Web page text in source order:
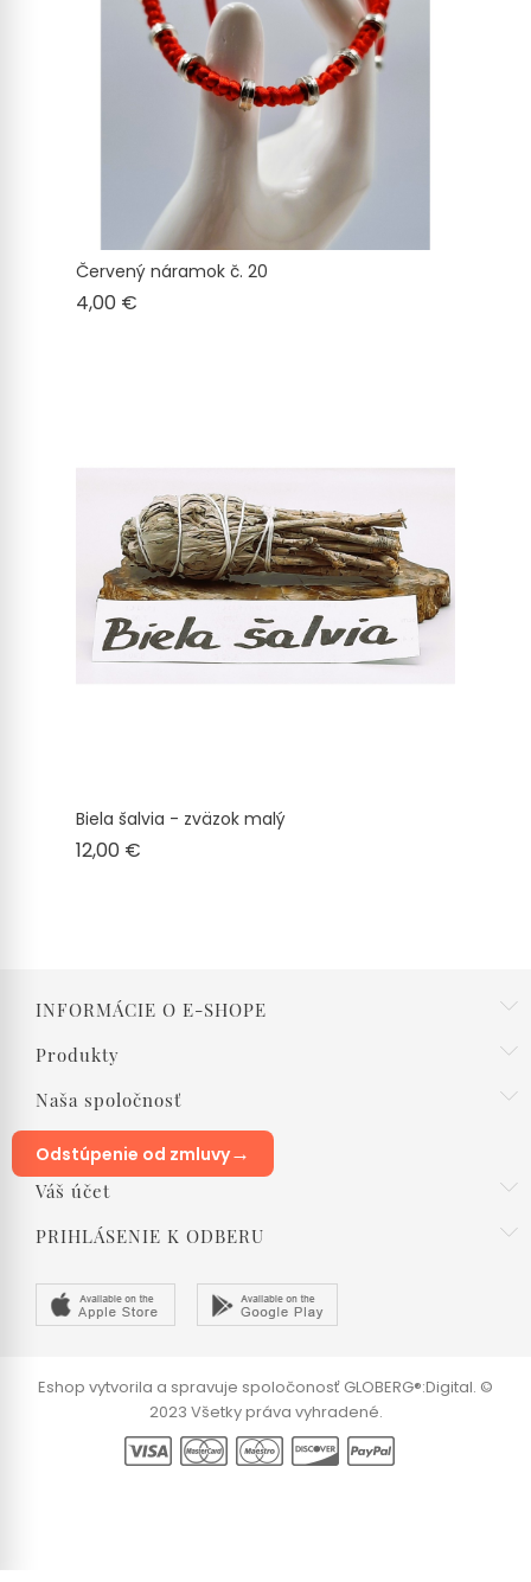
Červený náramok č. 20
4,00 €
Biela šalvia - zväzok malý
12,00 €
INFORMÁCIE O E-SHOPE
Produkty
Naša spoločnosť
Odstúpenie od zmluvy→
Váš účet
PRIHLÁSENIE K ODBERU
Eshop vytvorila a spravuje spoločonosť GLOBERG®:Digital. ©
2023 Všetky práva vyhradené.